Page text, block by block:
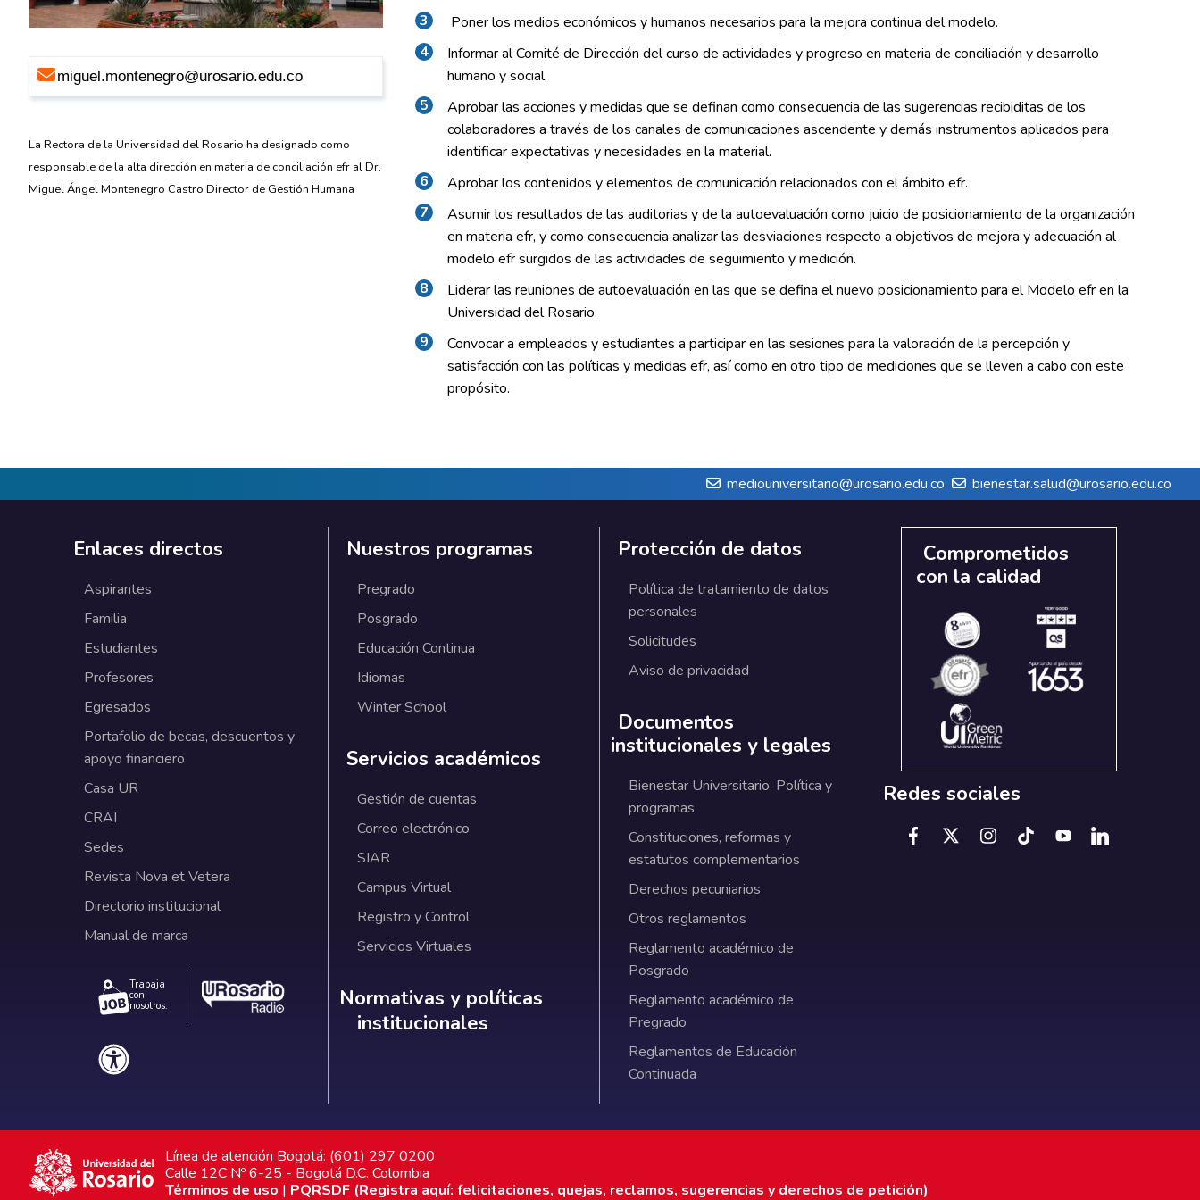
miguel.montenegro@urosario.edu.co
La Rectora de la Universidad del Rosario ha designado como
responsable de la alta dirección en materia de conciliación efr al Dr.
Miguel Ángel Montenegro Castro Director de Gestión Humana
Poner los medios económicos y humanos necesarios para la mejora continua del modelo.
Informar al Comité de Dirección del curso de actividades y progreso en materia de conciliación y desarrollo
humano y social.
Aprobar las acciones y medidas que se definan como consecuencia de las sugerencias recibiditas de los
colaboradores a través de los canales de comunicaciones ascendente y demás instrumentos aplicados para
identificar expectativas y necesidades en la material.
Aprobar los contenidos y elementos de comunicación relacionados con el ámbito efr.
Asumir los resultados de las auditorias y de la autoevaluación como juicio de posicionamiento de la organización
en materia efr, y como consecuencia analizar las desviaciones respecto a objetivos de mejora y adecuación al
modelo efr surgidos de las actividades de seguimiento y medición.
Liderar las reuniones de autoevaluación en las que se defina el nuevo posicionamiento para el Modelo efr en la
Universidad del Rosario.
Convocar a empleados y estudiantes a participar en las sesiones para la valoración de la percepción y
satisfacción con las políticas y medidas efr, así como en otro tipo de mediciones que se lleven a cabo con este
propósito.
mediouniversitario@urosario.edu.co bienestar.salud@urosario.edu.co
Enlaces directos
Aspirantes
Familia
Estudiantes
Profesores
Egresados
Portafolio de becas, descuentos y
apoyo financiero
Casa UR
CRAI
Sedes
Revista Nova et Vetera
Directorio institucional
Manual de marca
Trabaja
con
nosotros.
Nuestros programas
Pregrado
Posgrado
Educación Continua
Idiomas
Winter School
Servicios académicos
Gestión de cuentas
Correo electrónico
SIAR
Campus Virtual
Registro y Control
Servicios Virtuales
Normativas y políticas institucionales
Normativas y políticas
institucionales
Protección de datos
Política de tratamiento de datos
personales
Solicitudes
Aviso de privacidad
Documentos
institucionales y legales
Bienestar Universitario: Política y
programas
Constituciones, reformas y
estatutos complementarios
Derechos pecuniarios
Otros reglamentos
Reglamento académico de
Posgrado
Reglamento académico de
Pregrado
Reglamentos de Educación
Continuada
Comprometidos
con la calidad
Redes sociales
Línea de atención Bogotá: (601) 297 0200
Calle 12C Nº 6-25 - Bogotá D.C. Colombia
Términos de uso | PQRSDF (Registra aquí: felicitaciones, quejas, reclamos, sugerencias y derechos de petición)